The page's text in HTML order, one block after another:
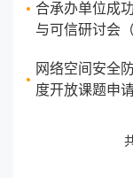
合承办单位成
与可信研讨会
网络空间安全
度开放课题申